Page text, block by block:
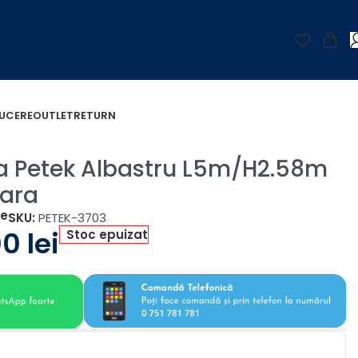
OUTLETRETURN
Petek Albastru L5m/H2.58m
SKU: PETEK-3703
lei Stoc epuizat